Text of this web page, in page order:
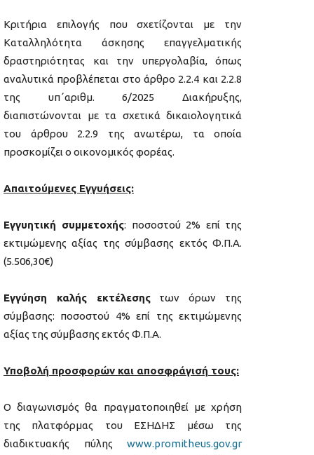
Κριτήρια επιλογής που σχετίζονται με την
Καταλληλότητα άσκησης επαγγελματικής
δραστηριότητας και την υπεργολαβία, όπως
αναλυτικά προβλέπεται στο άρθρο 2.2.4 και 2.2.8
της υπ΄αριθμ. 6/2025 Διακήρυξης,
διαπιστώνονται με τα σχετικά δικαιολογητικά
του άρθρου 2.2.9 της ανωτέρω, τα οποία
προσκομίζει ο οικονομικός φορέας.
Απαιτούμενες Εγγυήσεις:
Εγγυητική συμμετοχής: ποσοστού 2% επί της
εκτιμώμενης αξίας της σύμβασης εκτός Φ.Π.Α.
(5.506,30€)
Εγγύηση καλής εκτέλεσηςτων όρων της
σύμβασης: ποσοστού 4% επί της εκτιμώμενης
αξίας της σύμβασης εκτός Φ.Π.Α.
Υποβολή προσφορών και αποσφράγισή τους:
Ο διαγωνισμός θα πραγματοποιηθεί με χρήση
της πλατφόρμας του ΕΣΗΔΗΣ μέσω της
διαδικτυακής πύλης www.promitheus.gov.gr